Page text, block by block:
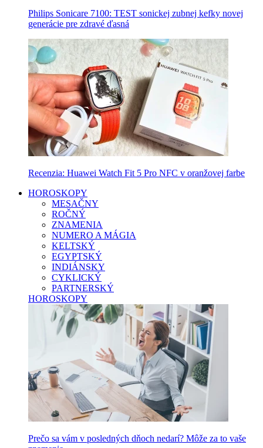
Philips Sonicare 7100: TEST sonickej zubnej kefky novej
generácie pre zdravé ďasná
Recenzia: Huawei Watch Fit 5 Pro NFC v oranžovej farbe
HOROSKOPY
MESAČNY
ROČNÝ
ZNAMENIA
NUMERO A MÁGIA
KELTSKÝ
EGYPTSKÝ
INDIÁNSKY
CYKLICKÝ
PARTNERSKÝ
HOROSKOPY
Prečo sa vám v posledných dňoch nedarí? Môže za to vaše